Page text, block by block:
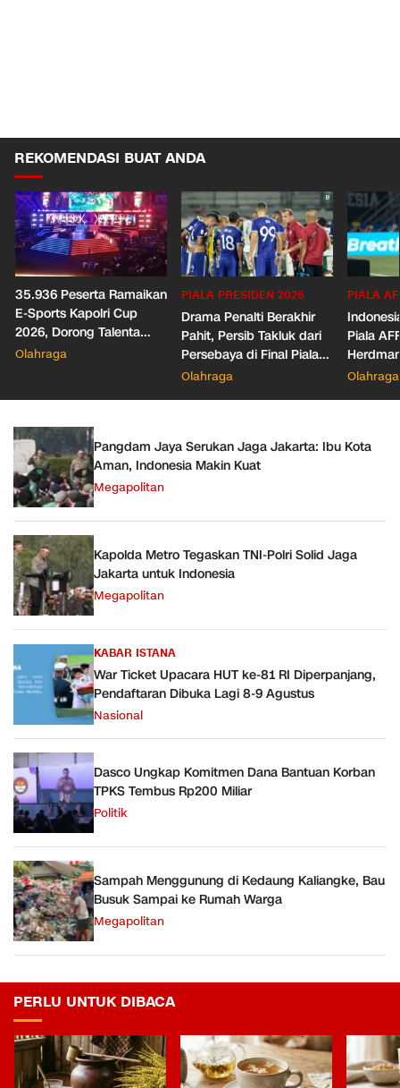
REKOMENDASI BUAT ANDA
35.936 Peserta Ramaikan
E-Sports Kapolri Cup
2026, Dorong Talenta
Digital dan Keamanan
Olahraga
PIALA PRESIDEN 2026
Drama Penalti Berakhir
Pahit, Persib Takluk dari
Persebaya di Final Piala
Presiden 2026
Olahraga
PIALA
Piala
Wasit
Olahraga
Pangdam Jaya Serukan Jaga Jakarta: Ibu Kota
Aman, Indonesia Makin Kuat
Megapolitan
Kapolda Metro Tegaskan TNI-Polri Solid Jaga
Jakarta untuk Indonesia
Megapolitan
KABAR ISTANA
War Ticket Upacara HUT ke-81 RI Diperpanjang,
Pendaftaran Dibuka Lagi 8-9 Agustus
Nasional
Dasco Ungkap Komitmen Dana Bantuan Korban
TPKS Tembus Rp200 Miliar
Politik
Sampah Menggunung di Kedaung Kaliangke, Bau
Busuk Sampai ke Rumah Warga
Megapolitan
PERLU UNTUK DIBACA